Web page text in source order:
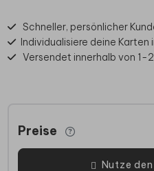
Schneller, persönlicher
Individualisiere deine Karten
Versendet innerhalb von 1-
Preise
Nutze